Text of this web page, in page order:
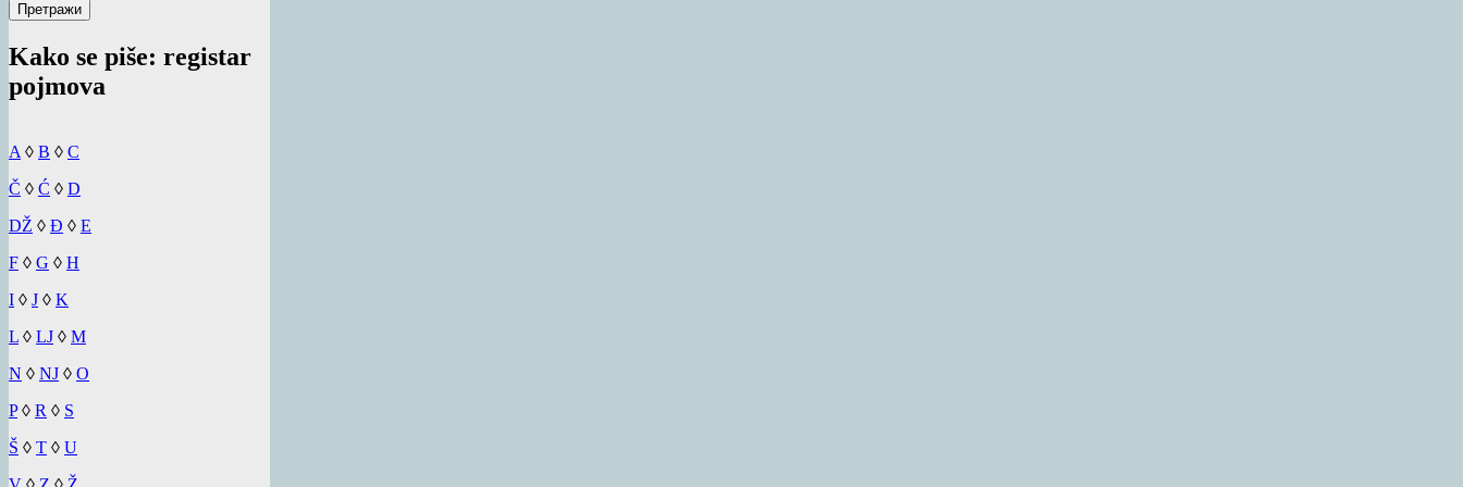
Kako se piše: registar
pojmova
A ◊ B ◊ C
Č ◊ Ć ◊ D
DŽ ◊ Đ ◊ E
F ◊ G ◊ H
I ◊ J ◊ K
L ◊ LJ ◊ M
N ◊ NJ ◊ O
P◊ R ◊ S
Š ◊ T ◊ U